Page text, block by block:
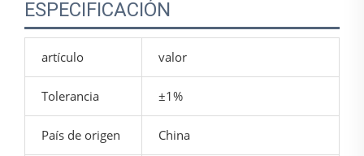
ESPECIFICACIÓN
artículo valor
Tolerancia ±1%
País de origen China